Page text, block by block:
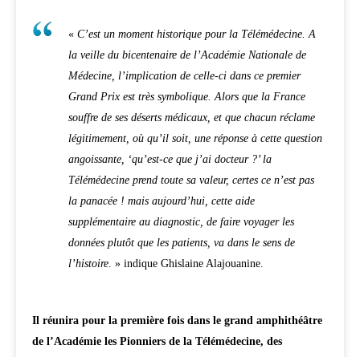
« C’est un moment historique pour la Télémédecine. A
la veille du bicentenaire de l’Académie Nationale de
Médecine, l’implication de celle-ci dans ce premier
Grand Prix est très symbolique. Alors que la France
souffre de ses déserts médicaux, et que chacun réclame
légitimement, où qu’il soit, une réponse à cette question
angoissante, ‘qu’est-ce que j’ai docteur ?’ la
Télémédecine prend toute sa valeur, certes ce n’est pas
la panacée ! mais aujourd’hui, cette aide
supplémentaire au diagnostic, de faire voyager les
données plutôt que les patients, va dans le sens de
l’histoire . » indique Ghislaine Alajouanine.
Il réunira pour la première fois dans le grand amphithéâtre
de l’Académie les Pionniers de la Télémédecine, des